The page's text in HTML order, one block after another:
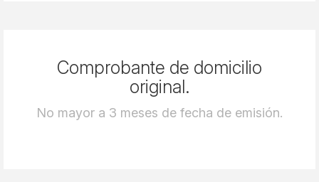
Comprobante de domicilio
original.
No mayor a 3 meses de fecha de emisión.